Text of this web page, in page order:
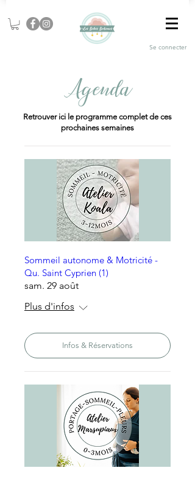
Se connecter
Agenda
Retrouver ici le programme complet de ces
prochaines semaines
Sommeil autonome & Motricité -
Qu. Saint Cyprien (1)
sam. 29 août
Plus d'infos
Infos & Réservations